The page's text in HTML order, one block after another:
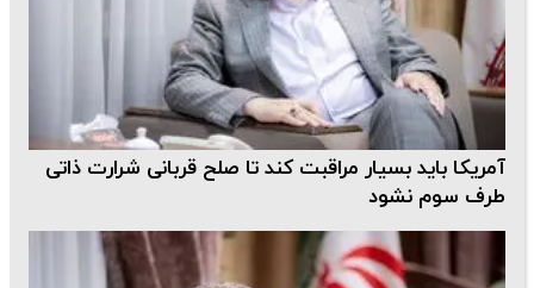
آمریکا باید بسیار مراقبت کند تا صلح قربانی شرارت ذاتی
طرف سوم نشود